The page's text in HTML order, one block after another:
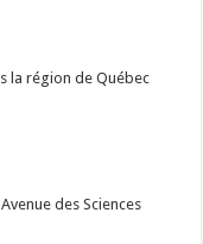
la région de Québec
des Sciences